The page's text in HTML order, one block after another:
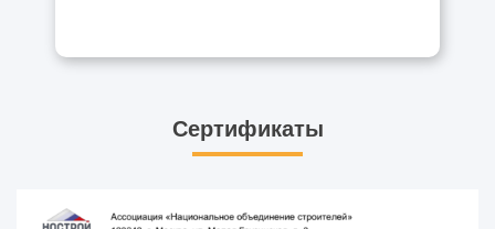
Сертификаты